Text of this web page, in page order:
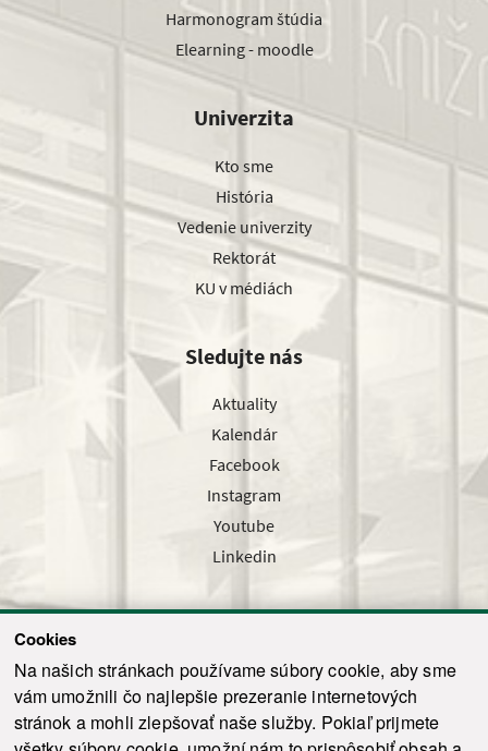
Cookies
Na našich stránkach používame súbory cookie, aby sme
vám umožnili čo najlepšie prezeranie internetových
stránok a mohli zlepšovať naše služby. Pokiaľ prijmete
Harmonogram štúdia
Elearning - moodle
Univerzita
Kto sme
História
Vedenie univerzity
Rektorát
KU v médiách
Sledujte nás
Aktuality
Kalendár
Facebook
Instagram
Youtube
Linkedin